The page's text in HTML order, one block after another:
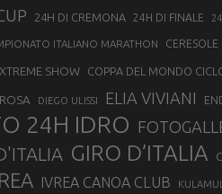
24H DI CREMONA 24H DI FINALE
ITALIANO MARATHON CERESOLE
SHOW COPPA DEL MONDO
DIEGO ULISSI ELIA VIVIANI
24H IDRO
GIRO D’ITALIA
IVREA CANOA CLUB